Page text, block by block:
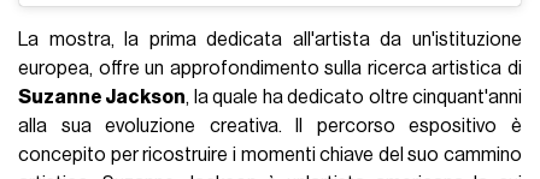
La mostra, la prima dedicata all'artista da un'istituzione
europea, offre un approfondimento sulla ricerca artistica di
Suzanne Jackson, la quale ha dedicato oltre cinquant'anni
alla sua evoluzione creativa. Il percorso espositivo è
concepito per ricostruire i momenti chiave del suo cammino